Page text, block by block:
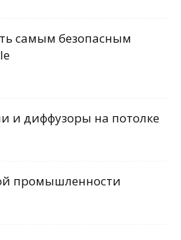
самым безопасным
и диффузоры на потолке
промышленности